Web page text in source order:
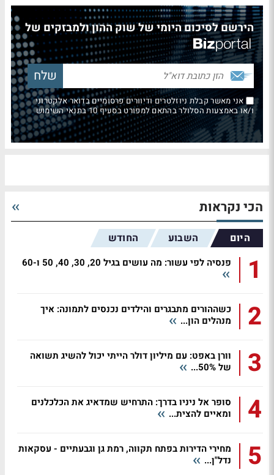
הירשם לסיכום היומי של שוק ההון ולמבזקים של
אני מאשר קבלת ניוזלטרים ודיוורים פרסומיים בדואר אלקטרוני
ו/או באמצעות הסלולר בהתאם למפורט בסעיף 10 בתנאי השימוש
הכי נקראות
היום השבוע החודש
1 פנסיה לפי עשור: מה עושים בגיל 20, 30, 40, 50 ו-60
2
כשההורים מתבגרים והילדים נכנסים לתמונה: איך
מנהלים הון...
3
וורן באפט: עם מיליון דולר הייתי יכול להשיג תשואה
של 50%...
4
סופר אל ניניו בדרך: התרחיש שמדאיג את הכלכלנים
ומאיים להצית...
5
מחירי הדירות בפתח תקווה, רמת גן וגבעתיים - עסקאות
נדל"ן...